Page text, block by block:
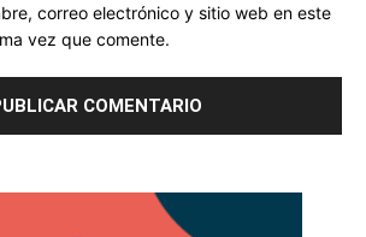
correo electrónico y sitio web en este
vez que comente.